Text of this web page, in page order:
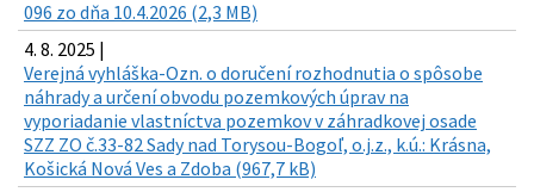
096 zo dňa 10.4.2026 (2,3 MB)
4. 8. 2025 |
Verejná vyhláška-Ozn. o doručení rozhodnutia o spôsobe
náhrady a určení obvodu pozemkových úprav na
vyporiadanie vlastníctva pozemkov v záhradkovej osade
SZZ ZO č.33-82 Sady nad Torysou-Bogoľ, o.j.z., k.ú.: Krásna,
Košická Nová Ves a Zdoba (967,7 kB)